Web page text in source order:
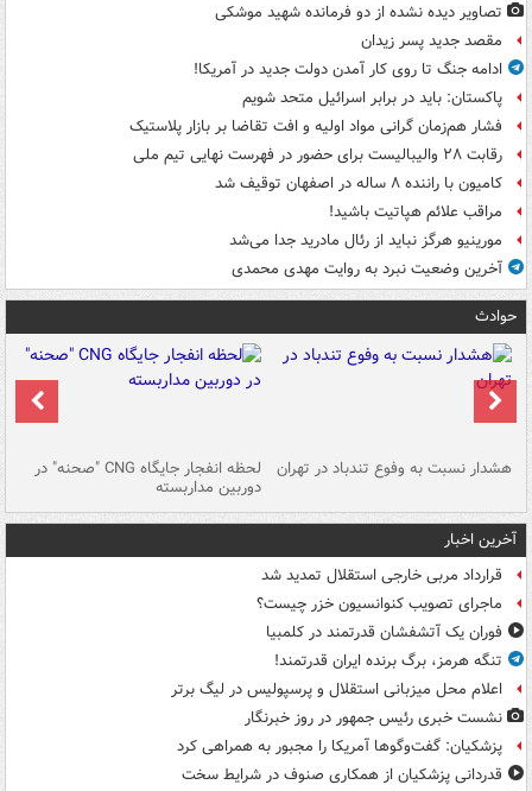
تصاویر دیده‌ نشده از دو فرمانده شهید موشکی
مقصد جدید پسر زیدان
ادامه جنگ تا روی کار آمدن دولت جدید در آمریکا!
پاکستان: باید در برابر اسرائیل متحد شویم
فشار هم‌زمان گرانی مواد اولیه و افت تقاضا بر بازار پلاستیک
رقابت ۲۸ والیبالیست برای حضور در فهرست نهایی تیم ملی
کامیون با راننده ۸ ساله در اصفهان توقیف شد
مراقب علائم هپاتیت باشید!
مورینیو هرگز نباید از رئال مادرید جدا می‌شد
آخرین وضعیت نبرد به روایت مهدی محمدی
حوادث
هشدار نسبت به وفوع تندباد در تهران لحظه انفجار جایگاه CNG "صحنه" در
دوربین مداربسته
آخرین اخبار
قرارداد مربی خارجی استقلال تمدید شد
ماجرای تصویب کنوانسیون خزر چیست؟
فوران یک آتشفشان قدرتمند در کلمبیا
تنگه هرمز، برگ برنده ایران قدرتمند!
اعلام محل میزبانی استقلال و پرسپولیس در لیگ برتر
نشست خبری رئیس جمهور در روز خبرنگار
پزشکیان: گفت‌وگوها آمریکا را مجبور به همراهی کرد
قدردانی پزشکیان از همکاری صنوف در شرایط سخت